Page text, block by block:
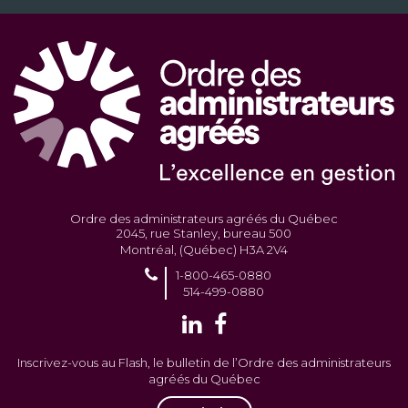
Ordre des administrateurs agréés du Québec
2045, rue Stanley, bureau 500
Montréal, (Québec) H3A 2V4
1-800-465-0880
514-499-0880
Inscrivez-vous au Flash, le bulletin de l’Ordre des administrateurs
agréés du Québec